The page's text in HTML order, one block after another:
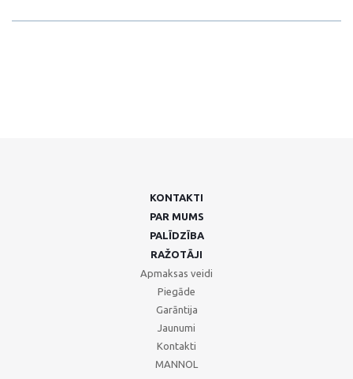
KONTAKTI
PAR MUMS
PALĪDZĪBA
RAŽOTĀJI
Apmaksas veidi
Piegāde
Garāntija
Jaunumi
Kontakti
MANNOL